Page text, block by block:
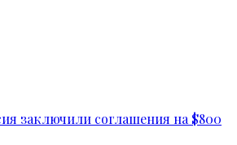
заключили соглашения на $800